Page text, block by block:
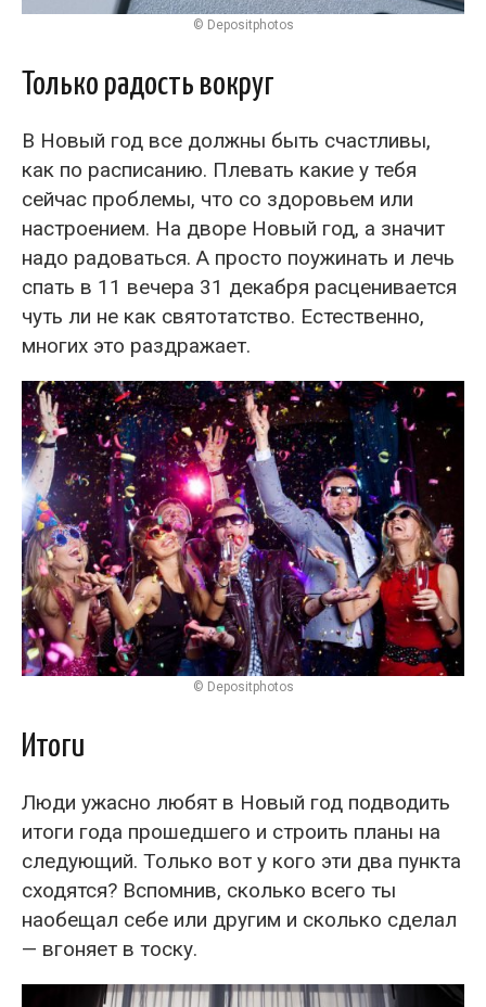
© Depositphotos
Только радость вокруг
В Новый год все должны быть счастливы,
как по расписанию. Плевать какие у тебя
сейчас проблемы, что со здоровьем или
настроением. На дворе Новый год, а значит
надо радоваться. А просто поужинать и лечь
спать в 11 вечера 31 декабря расценивается
чуть ли не как святотатство. Естественно,
многих это раздражает.
© Depositphotos
Итоги
Люди ужасно любят в Новый год подводить
итоги года прошедшего и строить планы на
следующий. Только вот у кого эти два пункта
сходятся? Вспомнив, сколько всего ты
наобещал себе или другим и сколько сделал
— вгоняет в тоску.